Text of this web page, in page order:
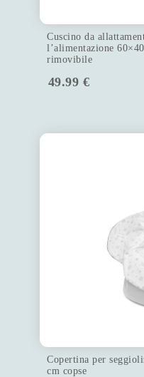
Cuscino da
l’alimentazione
rimovibile
49.99 €
Copertina per
cm copse